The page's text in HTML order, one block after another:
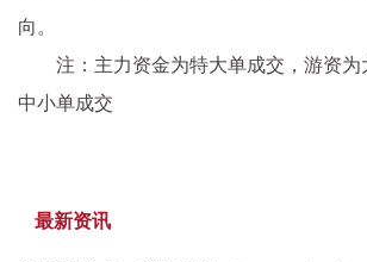
向。
注：主力资金为特大单成交，游资为
中小单成交
最新资讯